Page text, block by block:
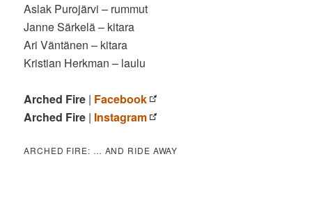
Aslak Purojärvi – rummut
Janne Särkelä – kitara
Ari Väntänen – kitara
Kristian Herkman – laulu
Arched Fire | Facebook
Arched Fire | Instagram
ARCHED FIRE: … AND RIDE AWAY